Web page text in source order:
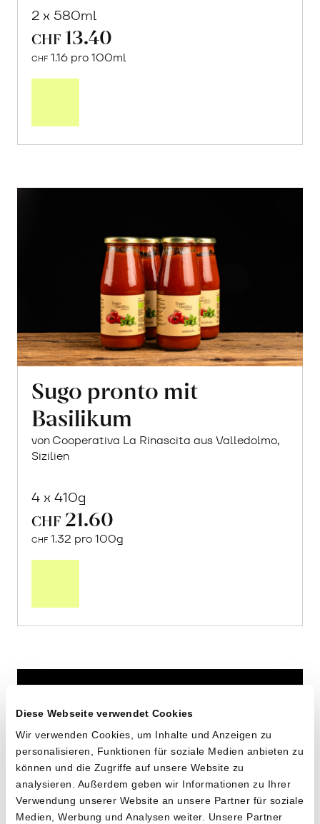
Diese Webseite verwendet Cookies
Wir verwenden Cookies, um Inhalte und Anzeigen zu
personalisieren, Funktionen für soziale Medien anbieten zu
können und die Zugriffe auf unsere Website zu
analysieren. Außerdem geben wir Informationen zu Ihrer
Verwendung unserer Website an unsere Partner für soziale
Medien, Werbung und Analysen weiter. Unsere Partner
2 x 580ml
CHF 13.40
CHF 1.16 pro 100ml
Sugo pronto mit
Basilikum
von Cooperativa La Rinascita aus Valledolmo,
Sizilien
4 x 410g
CHF 21.60
CHF 1.32 pro 100g